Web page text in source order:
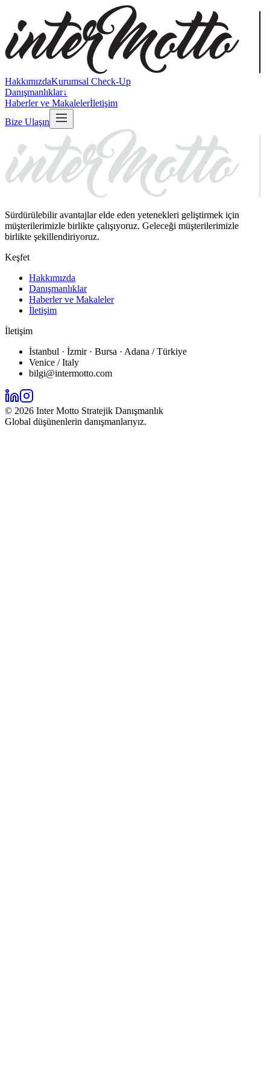
HakkımızdaKurumsal Check-Up
Danışmanlıklar↓
Haberler ve Makalelerİletişim
Bize Ulaşın
Sürdürülebilir avantajlar elde eden yetenekleri geliştirmek için
müşterilerimizle birlikte çalışıyoruz. Geleceği müşterilerimizle
birlikte şekillendiriyoruz.
Keşfet
Hakkımızda
Danışmanlıklar
Haberler ve Makaleler
İletişim
İletişim
İstanbul · İzmir · Bursa · Adana / Türkiye
Venice / Italy
bilgi@intermotto.com
© 2026 Inter Motto Stratejik Danışmanlık
Global düşünenlerin danışmanlarıyız.